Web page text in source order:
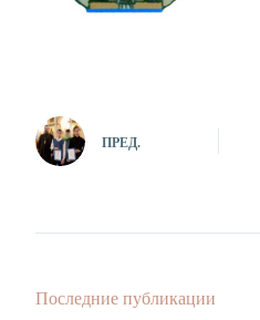
ПРЕД.
Последние публикации